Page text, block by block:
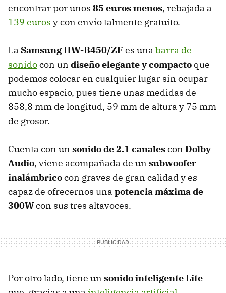
encontrar por unos 85 euros menos, rebajada a
139 euros y con envío talmente gratuito.
La Samsung HW-B450/ZF es una barra de
sonidocon un diseño elegante y compacto que
podemos colocar en cualquier lugar sin ocupar
mucho espacio, pues tiene unas medidas de
858,8 mm de longitud, 59 mm de altura y 75 mm
de grosor.
Cuenta con un sonido de 2.1 canalescon Dolby
Audio, viene acompañada de un subwoofer
inalámbricocon graves de gran calidad y es
capaz de ofrecernos una potencia máxima de
300Wcon sus tres altavoces.
Por otro lado, tiene un sonido inteligente Lite